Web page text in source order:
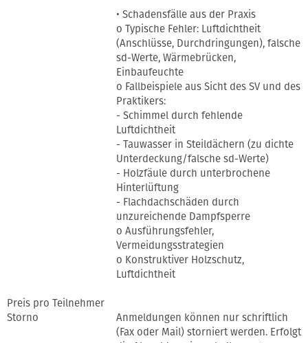
• Schadensfälle aus der Praxis
o Typische Fehler: Luftdichtheit
(Anschlüsse, Durchdringungen), falsche
sd-Werte, Wärmebrücken,
Einbaufeuchte
o Fallbeispiele aus Sicht des SV und des
Praktikers:
- Schimmel durch fehlende
Luftdichtheit
- Tauwasser in Steildächern (zu dichte
Unterdeckung/falsche sd-Werte)
- Holzfäule durch unterbrochene
Hinterlüftung
- Flachdachschäden durch
unzureichende Dampfsperre
o Ausführungsfehler,
Vermeidungsstrategien
o Konstruktiver Holzschutz,
Luftdichtheit
Preis pro Teilnehmer
Storno
Anmeldungen können nur schriftlich
(Fax oder Mail) storniert werden. Erfolgt